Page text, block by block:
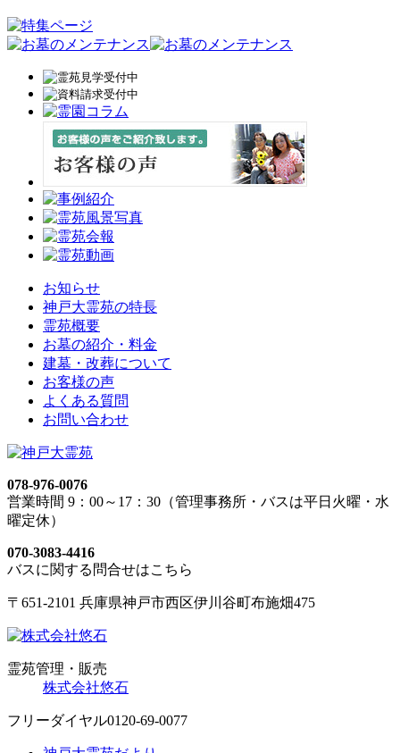
お知らせ
神戸大霊苑の特長
霊苑概要
お墓の紹介・料金
建墓・改葬について
お客様の声
よくある質問
お問い合わせ
078-976-0076
営業時間 9：00～17：30（管理事務所・バスは平日火曜・水
曜定休）
070-3083-4416
バスに関する問合せはこちら
〒651-2101 兵庫県神戸市西区伊川谷町布施畑475
霊苑管理・販売
株式会社悠石
フリーダイヤル0120-69-0077